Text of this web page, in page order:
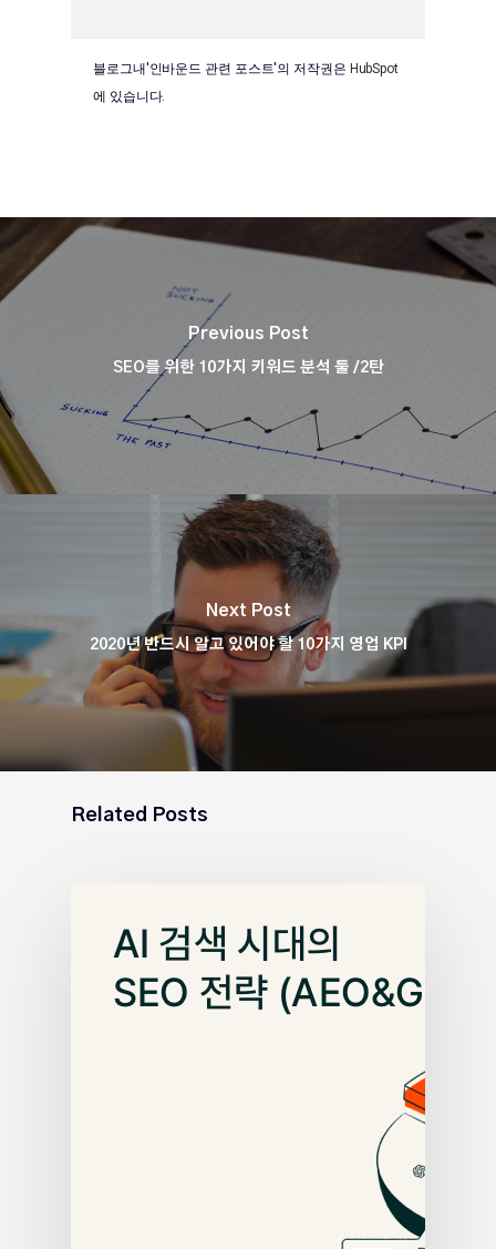
블로그내'인바운드 관련 포스트'의 저작권은 HubSpot
에 있습니다.
Previous Post
SEO를 위한 10가지 키워드 분석 툴 /2탄
Next Post
2020년 반드시 알고 있어야 할 10가지 영업 KPI
Related Posts